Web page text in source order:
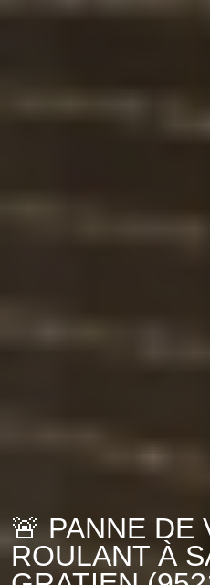
🚨 PANNE DE
ROULANT À